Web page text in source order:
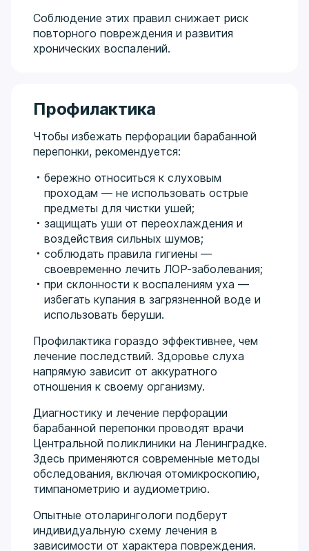
Соблюдение этих правил снижает риск
повторного повреждения и развития
хронических воспалений.
Профилактика
Чтобы избежать перфорации барабанной
перепонки, рекомендуется:
бережно относиться к слуховым
проходам — не использовать острые
предметы для чистки ушей;
защищать уши от переохлаждения и
воздействия сильных шумов;
соблюдать правила гигиены —
своевременно лечить ЛОР-заболевания;
при склонности к воспалениям уха —
избегать купания в загрязненной воде и
использовать беруши.
Профилактика гораздо эффективнее, чем
лечение последствий. Здоровье слуха
напрямую зависит от аккуратного
отношения к своему организму.
Диагностику и лечение перфорации
барабанной перепонки проводят врачи
Центральной поликлиники на Ленинградке.
Здесь применяются современные методы
обследования, включая отомикроскопию,
тимпанометрию и аудиометрию.
Опытные отоларингологи подберут
индивидуальную схему лечения в
зависимости от характера повреждения.